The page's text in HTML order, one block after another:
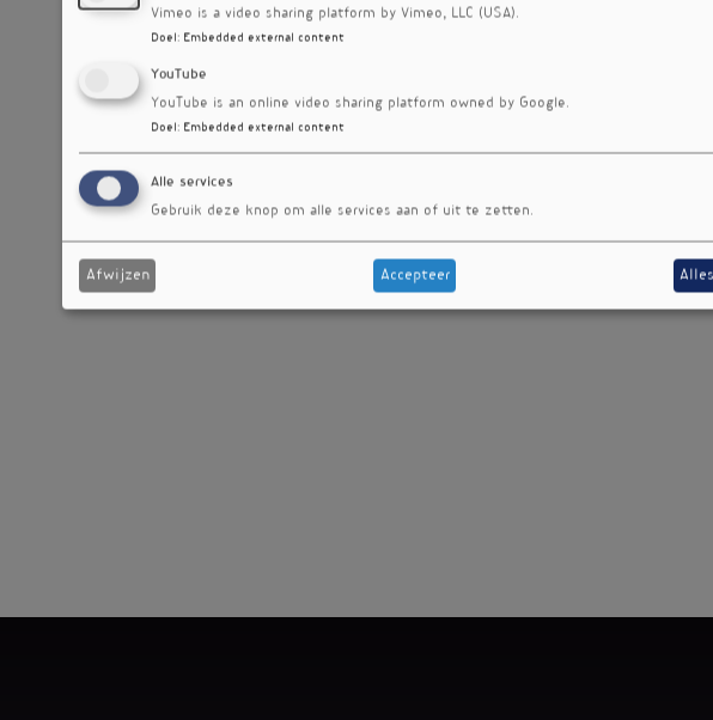
Vimeo is a video sharing platform by Vimeo, LLC (USA).
Doel : Embedded external content
YouTube
YouTube is an online video sharing platform owned by Google.
Doel : Embedded external content
Alle services
Gebruik deze knop om alle services aan of uit te zetten.
Afwijzen Accepteer